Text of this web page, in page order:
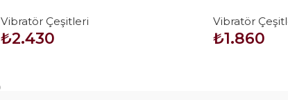
Vibratör Çeşitleri
₺2.430
Vibratör
₺1.860